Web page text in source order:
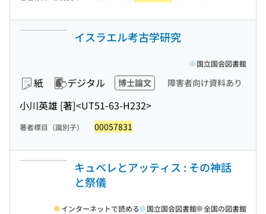
イスラエル考古学研究
紙 デジタル 博士論文 障害者向け資料あり
小川英雄 [著]<UT51-63-H232>
国立国会図書館
著者標目（識別子） 00057831
キュベレとアッティス : その神話
と祭儀
インターネットで読める 国立国会図書館 全国の図書館